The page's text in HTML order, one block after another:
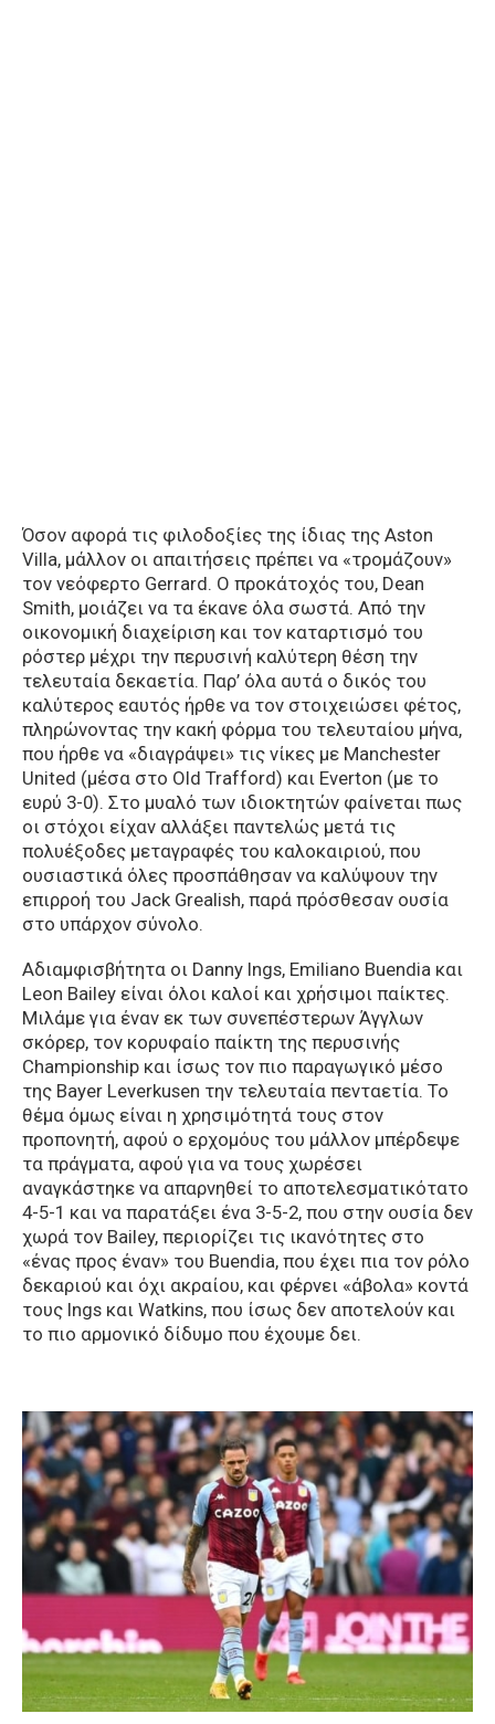
Όσον αφορά τις φιλοδοξίες της ίδιας της Aston
Villa, μάλλον οι απαιτήσεις πρέπει να «τρομάζουν»
τον νεόφερτο Gerrard. O προκάτοχός του, Dean
Smith, μοιάζει να τα έκανε όλα σωστά. Από την
οικονομική διαχείριση και τον καταρτισμό του
ρόστερ μέχρι την περυσινή καλύτερη θέση την
τελευταία δεκαετία. Παρ’ όλα αυτά ο δικός του
καλύτερος εαυτός ήρθε να τον στοιχειώσει φέτος,
πληρώνοντας την κακή φόρμα του τελευταίου μήνα,
που ήρθε να «διαγράψει» τις νίκες με Manchester
United (μέσα στο Old Trafford) και Everton (με το
ευρύ 3-0). Στο μυαλό των ιδιοκτητών φαίνεται πως
οι στόχοι είχαν αλλάξει παντελώς μετά τις
πολυέξοδες μεταγραφές του καλοκαιριού, που
ουσιαστικά όλες προσπάθησαν να καλύψουν την
επιρροή του Jack Grealish, παρά πρόσθεσαν ουσία
στο υπάρχον σύνολο.
Αδιαμφισβήτητα οι Danny Ings, Emiliano Buendia και
Leon Bailey είναι όλοι καλοί και χρήσιμοι παίκτες.
Μιλάμε για έναν εκ των συνεπέστερων Άγγλων
σκόρερ, τον κορυφαίο παίκτη της περυσινής
Championship και ίσως τον πιο παραγωγικό μέσο
της Bayer Leverkusen την τελευταία πενταετία. Το
θέμα όμως είναι η χρησιμότητά τους στον
προπονητή, αφού ο ερχομόυς του μάλλον μπέρδεψε
τα πράγματα, αφού για να τους χωρέσει
αναγκάστηκε να απαρνηθεί το αποτελεσματικότατο
4-5-1 και να παρατάξει ένα 3-5-2, που στην ουσία δεν
χωρά τον Bailey, περιορίζει τις ικανότητες στο
«ένας προς έναν» του Buendia, που έχει πια τον ρόλο
δεκαριού και όχι ακραίου, και φέρνει «άβολα» κοντά
τους Ings και Watkins, που ίσως δεν αποτελούν και
το πιο αρμονικό δίδυμο που έχουμε δει.